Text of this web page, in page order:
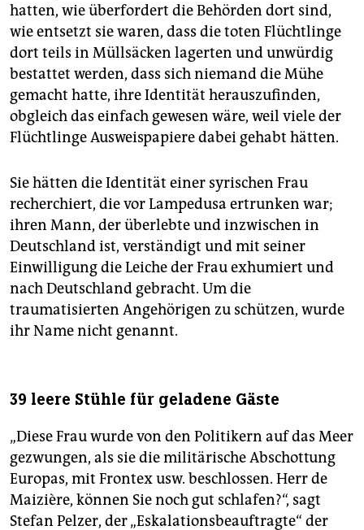
hatten, wie überfordert die Behörden dort sind,
wie entsetzt sie waren, dass die toten Flüchtlinge
dort teils in Müllsäcken lagerten und unwürdig
bestattet werden, dass sich niemand die Mühe
gemacht hatte, ihre Identität herauszufinden,
obgleich das einfach gewesen wäre, weil viele der
Flüchtlinge Ausweispapiere dabei gehabt hätten.
Sie hätten die Identität einer syrischen Frau
recherchiert, die vor Lampedusa ertrunken war;
ihren Mann, der überlebte und inzwischen in
Deutschland ist, verständigt und mit seiner
Einwilligung die Leiche der Frau exhumiert und
nach Deutschland gebracht. Um die
traumatisierten Angehörigen zu schützen, wurde
ihr Name nicht genannt.
39 leere Stühle für geladene Gäste
„Diese Frau wurde von den Politikern auf das Meer
gezwungen, als sie die militärische Abschottung
Europas, mit Frontex usw. beschlossen. Herr de
Maizière, können Sie noch gut schlafen?“, sagt
Stefan Pelzer, der „Eskalationsbeauftragte“ der